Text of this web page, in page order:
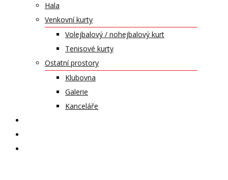
Hala
Venkovní kurty
Volejbalový / nohejbalový kurt
Tenisové kurty
Ostatní prostory
Klubovna
Galerie
Kanceláře